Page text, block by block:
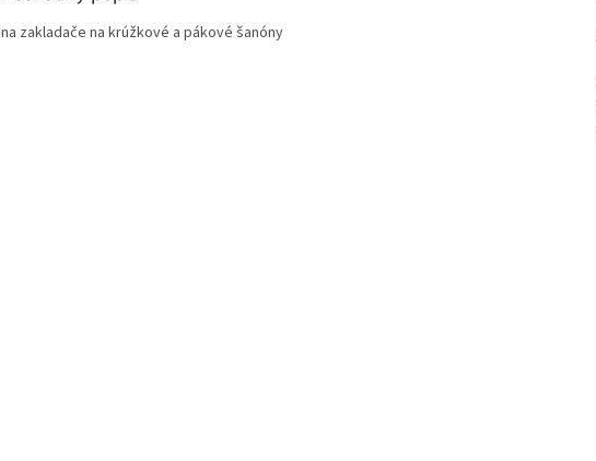
na zakladače na krúžkové a pákové šanóny